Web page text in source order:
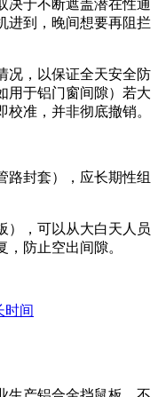
决于不断遮盖潜在性通
进到，晚间想要再阻拦
况，以保证全天安全防
用于铝门窗间隙）若大
准，并非彻底撤销。
路封套），应长期性组
），可以从大白天人员
防止空出间隙。
时间